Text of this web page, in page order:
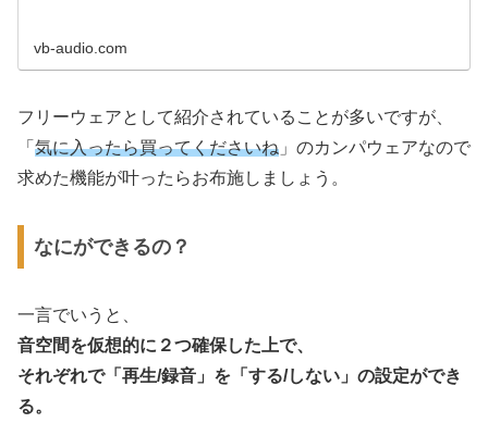
vb-audio.com
フリーウェアとして紹介されていることが多いですが、
「 気に入ったら買ってくださいね 」のカンパウェアなので
求めた機能が叶ったらお布施しましょう。
なにができるの？
一言でいうと、
音空間を仮想的に２つ確保した上で、
それぞれで「再生/録音」を「する/しない」の設定ができ
る。